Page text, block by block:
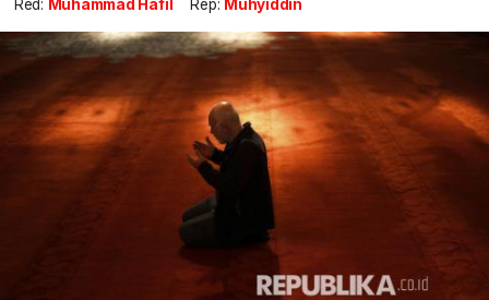
Red: Muhammad Hafil Rep: Muhyiddin